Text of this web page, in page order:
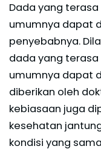
Dada yang
umumnya dapat
penyebabnya.
dada yang
umumnya dapat
diberikan oleh
kebiasaan juga
kesehatan
kondisi yang